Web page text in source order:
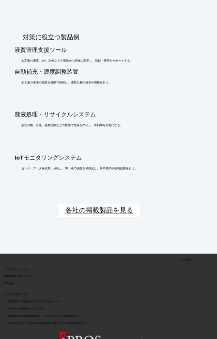
​対策に役立つ製品例
液質管理支援ツール
加工液の濃度、pH、油分などを簡易かつ正確に測定し、記録・管理をサポートする。
自動補充・濃度調整装置
加工液の液面や濃度を自動で検知し、適切な量の補充や調整を行う。
廃液処理・リサイクルシステム
油水分離、ろ過、凝集沈殿などの技術で廃液を浄化し、再利用を可能にする。
IoTモニタリングシステム
センサーデータを収集・分析し、加工液の状態を可視化し、異常検知や改善提案を行う。
各社の掲載製品を見る
​情報の外部伝達について
会社情報
イプロス関連サービス
> 製造業向け情報検索サイト イプロスものづくり
> BtoB向け | 目的・用途起点で課題解決を支援 | イプロス業界別専門サイト
> BtoB向け情報検索サイト イプロス
> 製造業特化の用途別課題解決 | イプロスものづくり業界別専門サイト